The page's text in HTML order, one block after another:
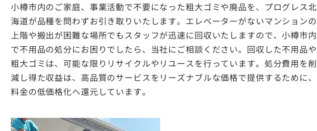
小樽市内のご家庭、事業活動で不要になった粗大ゴミや廃品を、プログレス北
海道が品種を問わずお引き取りいたします。エレベーターがないマンションの
上階や搬出が困難な場所でもスタッフが迅速に回収いたしますので、小樽市内
で不用品の処分にお困りでしたら、当社にご相談ください。回収した不用品や
粗大ゴミは、可能な限りリサイクルやリユースを行っています。処分費用を削
減し得た収益は、高品質のサービスをリーズナブルな価格で提供するために、
料金の低価格化へ還元しています。